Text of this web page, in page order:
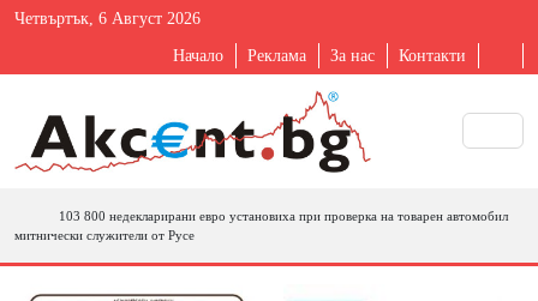
Четвъртък, 6 Август 2026
Начало Реклама За нас Контакти
103 800 недекларирани евро установиха при проверка на товарен автомобил
митнически служители от Русе